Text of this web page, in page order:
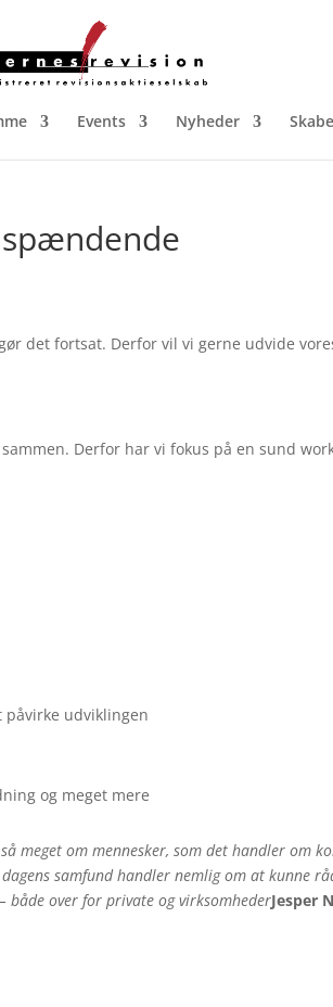
Events Nyheder
det fortsat. Derfor vil vi gerne udvide
Derfor har vi fokus på en sund
udviklingen
og meget mere
meget om mennesker, som det handler om
samfund handler nemlig om at kunne
over for private og virksomhederJesper